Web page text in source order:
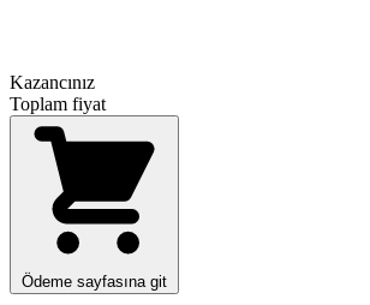
Kazancınız
Toplam fiyat
Ödeme sayfasına git